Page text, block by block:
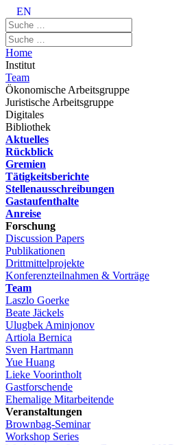
EN
Home
Institut
Team
Ökonomische Arbeitsgruppe
Juristische Arbeitsgruppe
Digitales
Bibliothek
Aktuelles
Rückblick
Gremien
Tätigkeitsberichte
Stellenausschreibungen
Gastaufenthalte
Anreise
Forschung
Discussion Papers
Publikationen
Drittmittelprojekte
Konferenzteilnahmen & Vorträge
Team
Laszlo Goerke
Beate Jäckels
Ulugbek Aminjonov
Artiola Bernica
Sven Hartmann
Yue Huang
Lieke Voorintholt
Gastforschende
Ehemalige Mitarbeitende
Veranstaltungen
Brownbag-Seminar
Workshop Series